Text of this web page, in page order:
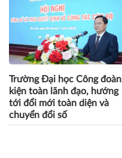
Trường Đại học Công đoàn
kiện toàn lãnh đạo, hướng
tới đổi mới toàn diện và
chuyển đổi số